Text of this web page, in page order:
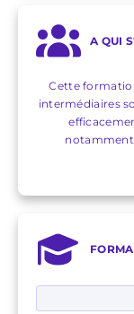
A QUI
Cette
intermédiaires
notamment